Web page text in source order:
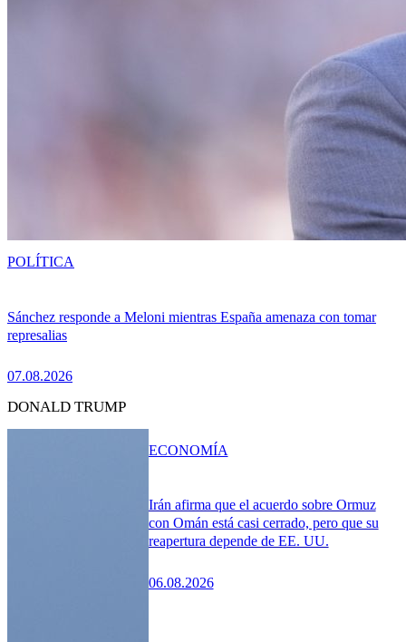
Sánchez responde a Meloni mientras España amenaza con tomar
represalias
07.08.2026
POLÍTICA
DONALD TRUMP
Irán afirma que el acuerdo sobre Ormuz
con Omán está casi cerrado, pero que su
reapertura depende de EE. UU.
06.08.2026
ECONOMÍA